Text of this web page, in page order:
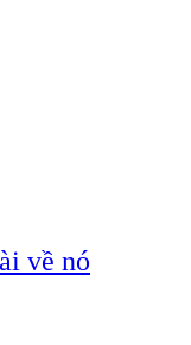
về nó